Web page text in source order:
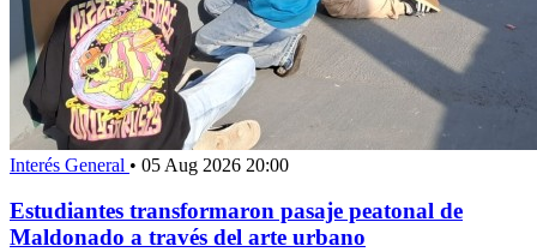
Interés General • 05 Aug 2026 20:00
Estudiantes transformaron pasaje peatonal de
Maldonado a través del arte urbano